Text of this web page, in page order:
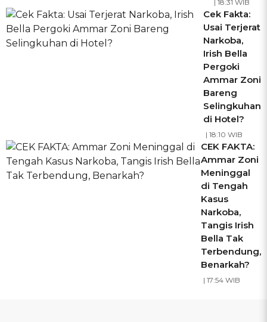
| 18:31 WIB
Cek Fakta:
Usai Terjerat
Narkoba,
Irish Bella
Pergoki
Ammar Zoni
Bareng
Selingkuhan
di Hotel?
| 18:10 WIB
CEK FAKTA:
Ammar Zoni
Meninggal
di Tengah
Kasus
Narkoba,
Tangis Irish
Bella Tak
Terbendung,
Benarkah?
| 17:54 WIB